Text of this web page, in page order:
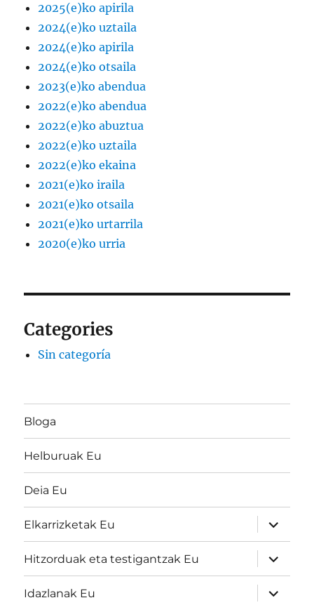
2025(e)ko apirila
2024(e)ko uztaila
2024(e)ko apirila
2024(e)ko otsaila
2023(e)ko abendua
2022(e)ko abendua
2022(e)ko abuztua
2022(e)ko uztaila
2022(e)ko ekaina
2021(e)ko iraila
2021(e)ko otsaila
2021(e)ko urtarrila
2020(e)ko urria
Categories
Sin categoría
Bloga
Helburuak Eu
Deia Eu
Elkarrizketak Eu
Haurren
menua
zabaldu
Hitzorduak eta testigantzak Eu
Haurren
menua
zabaldu
Idazlanak Eu
Haurren
menua